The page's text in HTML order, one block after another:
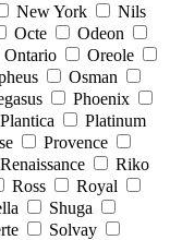
New York
Nils
Octe
Odeon
Ontario
Oreole
Osman
Phoenix
Plantica
Platinum
Provence
Renaissance
Riko
Ross
Royal
Shuga
Solvay